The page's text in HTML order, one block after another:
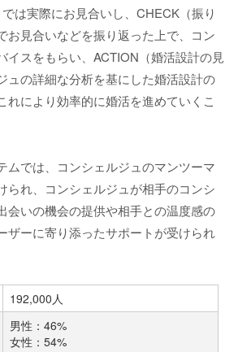
は実際にお見合いし、CHECK（振り
お見合いなどを振り返った上で、コン
イスをもらい、ACTION（婚活設計の見
ュの詳細な分析を基にした婚活設計の
れにより効率的に婚活を進めていくこ
ムでは、コンシェルジュのマンツーマ
られ、コンシェルジュが相手のコンシ
会いの機会の提供や相手との温度感の
ザーに寄り添ったサポートが受けられ
192,000人
男性：46%
女性：54%